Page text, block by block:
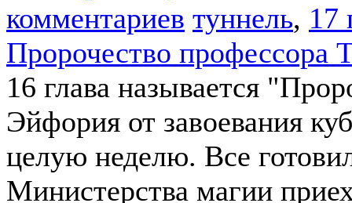
комментариев туннель, 17
Пророчество профессора
16 глава называется
Эйфория от завоевания
целую неделю. Все
Министерства магии